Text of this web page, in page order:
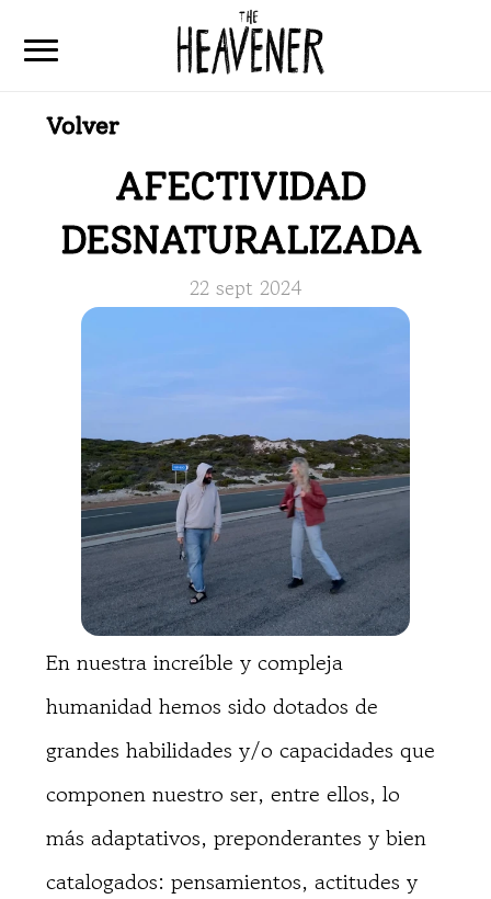
Articulos
Que es The Heavener
Contacto
Volver
AFECTIVIDAD
DESNATURALIZADA
22 sept 2024
En nuestra increíble y compleja
humanidad hemos sido dotados de
grandes habilidades y/o capacidades que
componen nuestro ser, entre ellos, lo
más adaptativos, preponderantes y bien
catalogados: pensamientos, actitudes y